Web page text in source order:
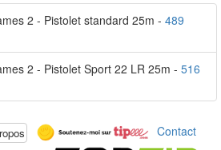
2 - Pistolet standard 25m - 489
2 - Pistolet Sport 22 LR 25m - 516
Contact